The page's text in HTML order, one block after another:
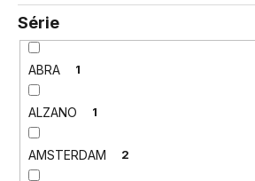
Série
ABRA 1
ALZANO 1
AMSTERDAM 2